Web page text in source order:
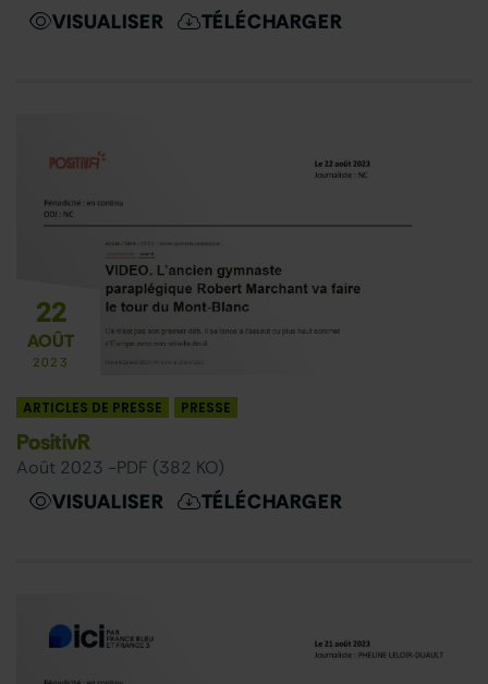
VISUALISER TÉLÉCHARGER
22
AOÛT
2023
ARTICLES DE PRESSE PRESSE
PositivR
août 2023 -PDF (382 KO)
VISUALISER TÉLÉCHARGER